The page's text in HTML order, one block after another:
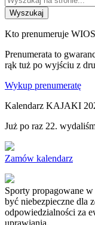
Wyszukaj
Kto prenumeruje
Prenumerata to
rąk tuż po wyjściu z
Wykup prenumeratę
Kalendarz KAJAKI
Już po raz 22.
Zamów kalendarz
Sporty propagowane
być niebezpieczne dla
odpowiedzialności za
uprawiania.